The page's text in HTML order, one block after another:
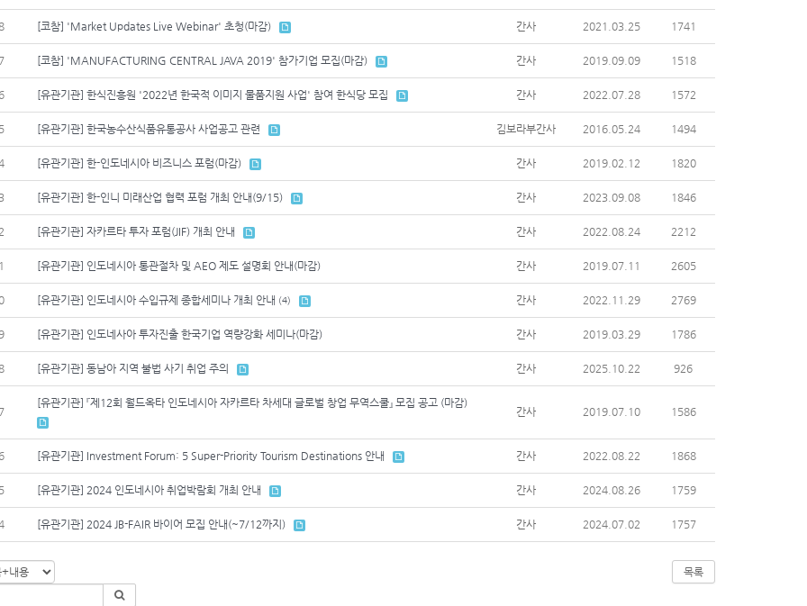
[코참] 'Market Updates Live Webinar' 초청(마감) 간사 2021.03.25 1741
[코참] 'MANUFACTURING CENTRAL JAVA 2019' 참가기업 모집(마감) 간사 2019.09.09 1518
[유관기관] 한식진흥원 '2022년 한국적 이미지 물품지원 사업' 참여 한식당 모집 간사 2022.07.28 1572
[유관기관] 한국농수산식품유통공사 사업공고 관련 김보라부간사 2016.05.24 1494
[유관기관] 한-인도네시아 비즈니스 포럼(마감) 간사 2019.02.12 1820
[유관기관] 한-인니 미래산업 협력 포럼 개최 안내(9/15) 간사 2023.09.08 1846
[유관기관] 자카르타 투자 포럼(JIF) 개최 안내 간사 2022.08.24 2212
[유관기관] 인도네시아 통관절차 및 AEO 제도 설명회 안내(마감) 간사 2019.07.11 2605
[유관기관] 인도네시아 수입규제 종합세미나 개최 안내 (4) 간사 2022.11.29 2769
[유관기관] 인도네사아 투자진출 한국기업 역량강화 세미나(마감) 간사 2019.03.29 1786
[유관기관] 동남아 지역 불법 사기 취업 주의 간사 2025.10.22 926
[유관기관] 『제12회 월드옥타 인도네시아 자카르타 차세대 글로벌 창업 무역스쿨』 모집 공고 (마감)
간사 2019.07.10 1586
[유관기관] Investment Forum: 5 Super-Priority Tourism Destinations 안내 간사 2022.08.22 1868
[유관기관] 2024 인도네시아 취업박람회 개최 안내 간사 2024.08.26 1759
[유관기관] 2024 JB-FAIR 바이어 모집 안내(~7/12까지) 간사 2024.07.02 1757
목록